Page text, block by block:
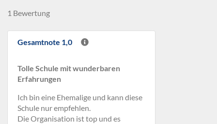
1 Bewertung
Gesamtnote 1,0
Tolle Schule mit wunderbaren
Erfahrungen
Ich bin eine Ehemalige und kann diese
Schule nur empfehlen.
Die Organisation ist top und es